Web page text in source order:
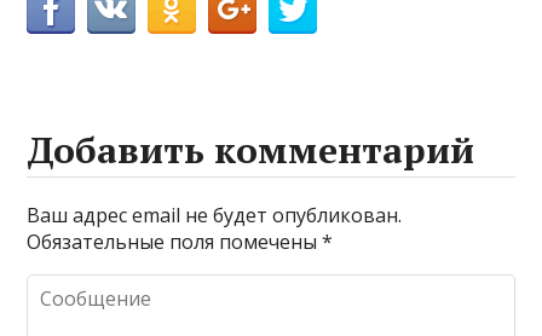
Добавить комментарий
Ваш адрес email не будет опубликован.
Обязательные поля помечены*